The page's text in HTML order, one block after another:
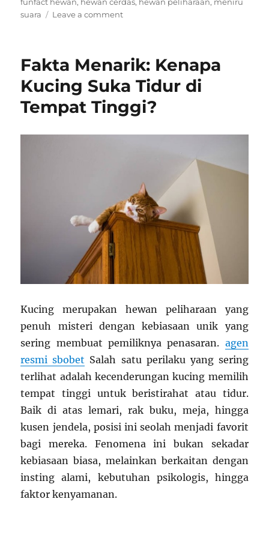
suara
Leave a commenton
Bisa
Menirukan
Suara
Hewan
Lain
Fakta Menarik: Kenapa
Kucing Suka Tidur di
Tempat Tinggi?
Kucing merupakan hewan peliharaan yang
penuh misteri dengan kebiasaan unik yang
sering membuat pemiliknya penasaran. agen
resmi sbobet Salah satu perilaku yang sering
terlihat adalah kecenderungan kucing memilih
tempat tinggi untuk beristirahat atau tidur.
Baik di atas lemari, rak buku, meja, hingga
kusen jendela, posisi ini seolah menjadi favorit
bagi mereka. Fenomena ini bukan sekadar
kebiasaan biasa, melainkan berkaitan dengan
insting alami, kebutuhan psikologis, hingga
faktor kenyamanan.